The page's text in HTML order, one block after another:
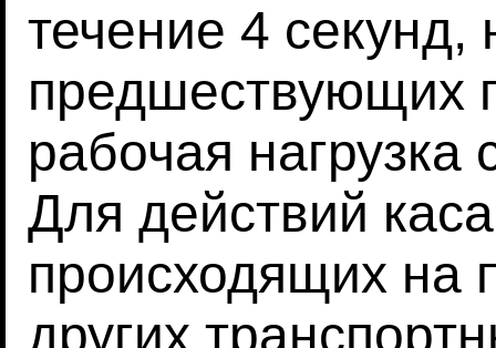
течение 4 секунд,
предшествующих
рабочая нагрузка
Для действий
происходящих на
других